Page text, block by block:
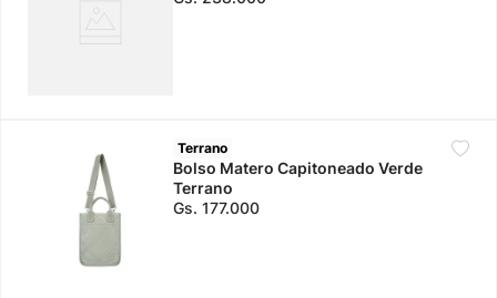
Terrano
Bolso Matero Capitoneado Verde
Terrano
Gs. 177.000